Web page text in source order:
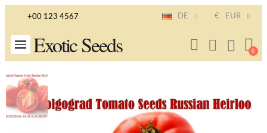
+00 123 4567 DE € EUR
Exotic Seeds